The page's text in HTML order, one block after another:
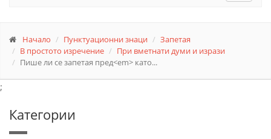
Начало Пунктуационни знаци
Запетая
В простото изречение
При вметнати думи и изрази
Пише ли се запетая пред<em> като...
;
Категории